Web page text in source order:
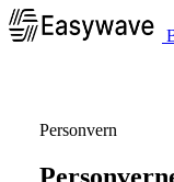
Personvern